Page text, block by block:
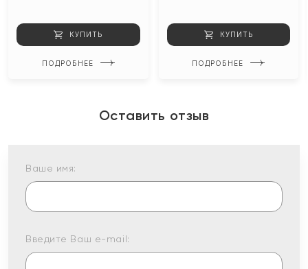
КУПИТЬ
ПОДРОБНЕЕ
КУПИТЬ
ПОДРОБНЕЕ
Оставить отзыв
Ваше имя:
Введите Ваш e-mail: